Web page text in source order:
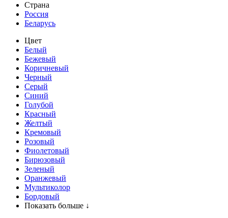
Страна
Россия
Беларусь
Цвет
Белый
Бежевый
Коричневый
Черный
Серый
Синий
Голубой
Красный
Желтый
Кремовый
Розовый
Фиолетовый
Бирюзовый
Зеленый
Оранжевый
Мультиколор
Бордовый
Показать больше ↓